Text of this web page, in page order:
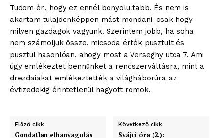
szubjektív élményportál
Tudom én, hogy ez ennél bonyolultabb. És nem is
akartam tulajdonképpen mást mondani, csak hogy
milyen gazdagok vagyunk. Szerintem jobb, ha soha
nem számoljuk össze, micsoda érték pusztult és
pusztul hasonlóan, ahogy most a Verseghy utca 7. Ami
úgy emlékeztet bennünket a rendszerváltásra, mint a
drezdaiakat emlékeztették a világháborúra az
évtizedekig érintetlenül hagyott romok.
Előző cikk
Gondatlan elhanyagolás
Következő cikk
Svájci óra (2.):